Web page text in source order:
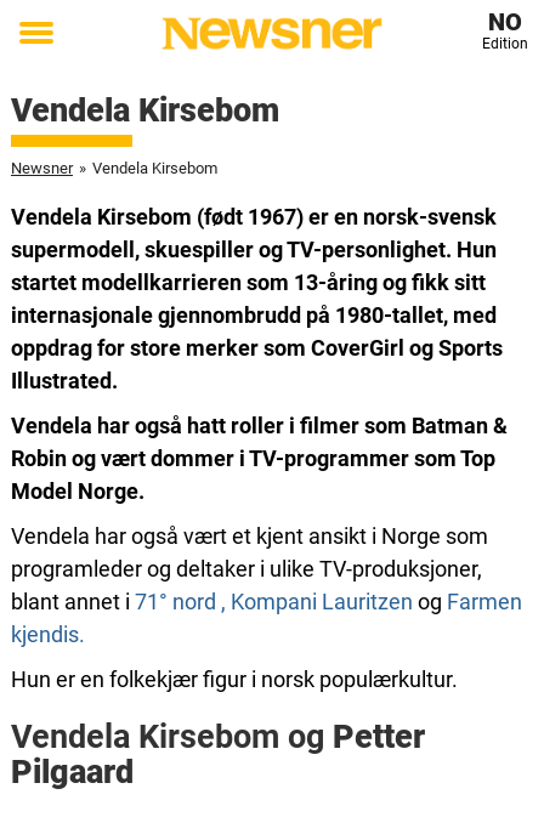
Toggle
NO
Edition
Vendela Kirsebom
Newsner » Vendela Kirsebom
Vendela Kirsebom (født 1967) er en norsk-svensk
supermodell, skuespiller og TV-personlighet. Hun
startet modellkarrieren som 13-åring og fikk sitt
internasjonale gjennombrudd på 1980-tallet, med
oppdrag for store merker som CoverGirl og Sports
Illustrated.
Vendela har også hatt roller i filmer som Batman &
Robin og vært dommer i TV-programmer som Top
Model Norge.
Vendela har også vært et kjent ansikt i Norge som
programleder og deltaker i ulike TV-produksjoner,
blant annet i 71° nord , Kompani Lauritzen og Farmen
kjendis.
Hun er en folkekjær figur i norsk populærkultur.
Vendela Kirsebom og Petter
Pilgaard